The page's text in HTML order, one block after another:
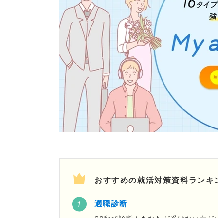
おすすめの就活対策資料ランキ
適職診断